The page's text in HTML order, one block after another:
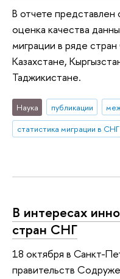
В отчете представлен
оценка качества
миграции в ряде
Казахстане,
Таджикистане.
Наука публикации
статистика миграции в СНГ
В интересах
стран СНГ
18 октября в Санкт-
правительств